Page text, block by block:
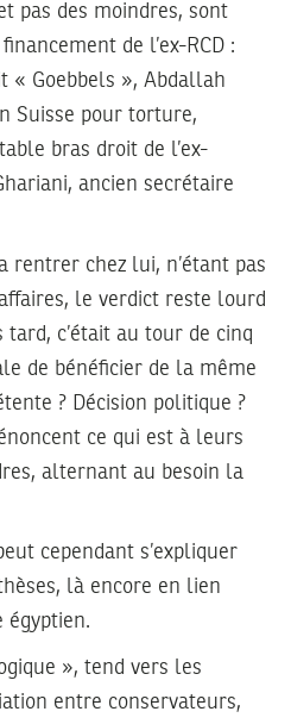
pas des moindres, sont
de l’ex-RCD :
« Goebbels », Abdallah
Suisse pour torture,
bras droit de l’ex-
ancien secrétaire
rentrer chez lui, n’étant pas
le verdict reste lourd
tard, c’était au tour de cinq
de bénéficier de la même
? Décision politique ?
ce qui est à leurs
alternant au besoin la
cependant s’expliquer
là encore en lien
égyptien.
», tend vers les
entre conservateurs,